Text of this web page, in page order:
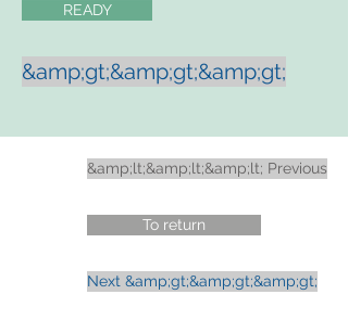
READY
&amp;gt;&amp;gt;&amp;gt;
&amp;lt;&amp;lt;&amp;lt; Previous
To return
Next &amp;gt;&amp;gt;&amp;gt;